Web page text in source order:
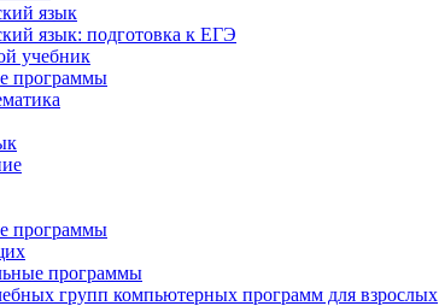
язык
язык: подготовка к ЕГЭ
учебник
программы
программы
программы
групп компьютерных программ для взрослых